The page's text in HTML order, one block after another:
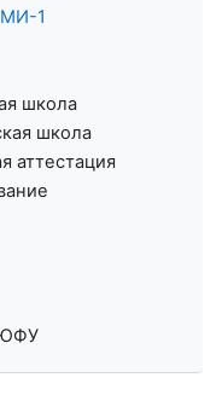
1
школа
школа
аттестация
ЮФУ